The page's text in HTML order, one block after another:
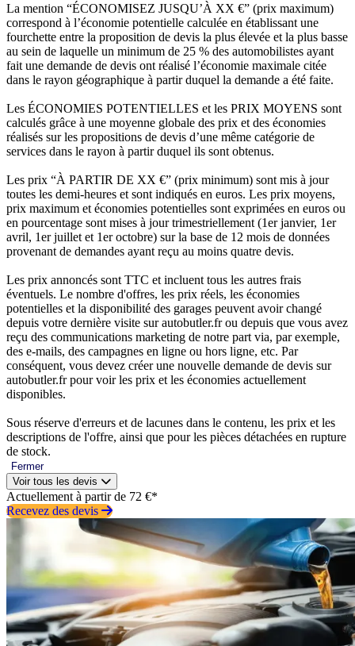
La mention “ÉCONOMISEZ JUSQU’À XX €” (prix maximum)
correspond à l’économie potentielle calculée en établissant une
fourchette entre la proposition de devis la plus élevée et la plus basse
au sein de laquelle un minimum de 25 % des automobilistes ayant
fait une demande de devis ont réalisé l’économie maximale citée
dans le rayon géographique à partir duquel la demande a été faite.
Les ÉCONOMIES POTENTIELLES et les PRIX MOYENS sont
calculés grâce à une moyenne globale des prix et des économies
réalisés sur les propositions de devis d’une même catégorie de
services dans le rayon à partir duquel ils sont obtenus.
Les prix “À PARTIR DE XX €” (prix minimum) sont mis à jour
toutes les demi-heures et sont indiqués en euros. Les prix moyens,
prix maximum et économies potentielles sont exprimées en euros ou
en pourcentage sont mises à jour trimestriellement (1er janvier, 1er
avril, 1er juillet et 1er octobre) sur la base de 12 mois de données
provenant de demandes ayant reçu au moins quatre devis.
Les prix annoncés sont TTC et incluent tous les autres frais
éventuels. Le nombre d'offres, les prix réels, les économies
potentielles et la disponibilité des garages peuvent avoir changé
depuis votre dernière visite sur autobutler.fr ou depuis que vous avez
reçu des communications marketing de notre part via, par exemple,
des e-mails, des campagnes en ligne ou hors ligne, etc. Par
conséquent, vous devez créer une nouvelle demande de devis sur
autobutler.fr pour voir les prix et les économies actuellement
disponibles.
Sous réserve d'erreurs et de lacunes dans le contenu, les prix et les
descriptions de l'offre, ainsi que pour les pièces détachées en rupture
de stock.
Fermer
Voir tous les devis
Actuellement à partir de 72 €*
Recevez des devis